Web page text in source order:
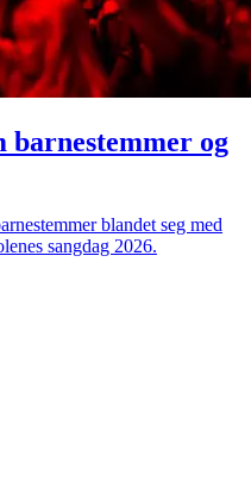
barnestemmer og
blandet seg med
sangdag 2026.